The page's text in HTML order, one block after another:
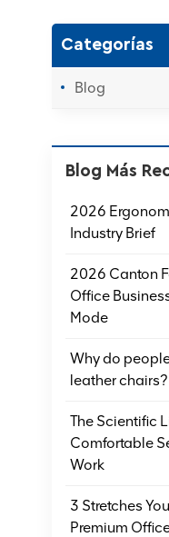
Categorías
Blog
Blog Más
2026
Industry Brief
2026 Canton
Office
Mode
Why do
leather chairs?
The Scientific
Comfortable
Work
3 Stretches
Premium